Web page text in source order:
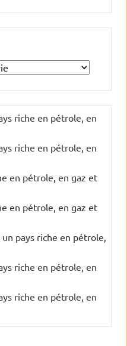
riche en pétrole, en
riche en pétrole, en
en pétrole, en gaz et
en pétrole, en gaz et
un pays riche en pétrole,
riche en pétrole, en
riche en pétrole, en